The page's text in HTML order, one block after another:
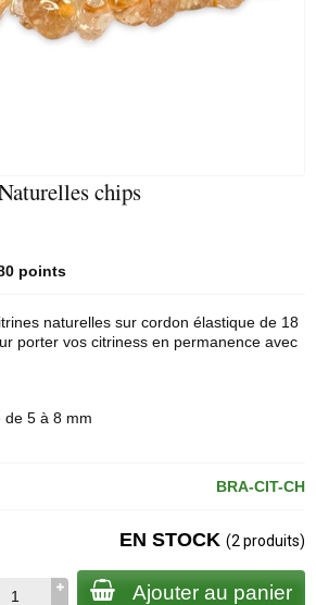
chips
points
naturelles sur cordon élastique de 18
porter vos citriness en permanence avec
de 5 à 8 mm
BRA-CIT-CH
EN STOCK (2 produits)
Ajouter au panier